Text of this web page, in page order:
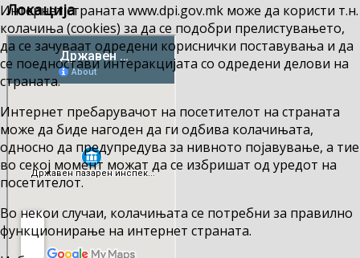
Локација
Интернет страната www.dpi.gov.mk може да користи т.н.
колачиња (cookies) за да се подобри прелистувањето,
да се зачуваат одредени кориснички поставувања и да
се поедностави интеракцијата со одредени делови на
страната.
Интернет пребарувачот на посетителот на страната
може да биде нагоден да ги одбива колачињата,
односно да предупредува за нивното појавување, а тие
во секој момент можат да се избришат од уредот на
посетителот.
Во некои случаи, колачињата се потребни за правилно
функционирање на интернет страната.